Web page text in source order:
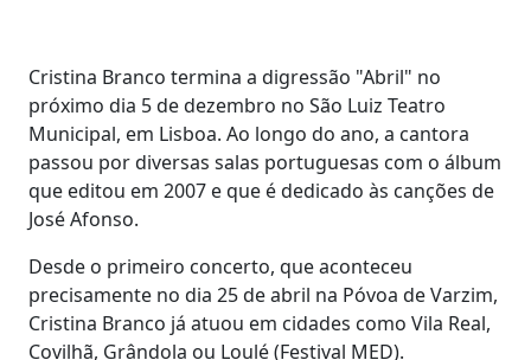
Cristina Branco termina a digressão "Abril" no
próximo dia 5 de dezembro no São Luiz Teatro
Municipal, em Lisboa. Ao longo do ano, a cantora
passou por diversas salas portuguesas com o álbum
que editou em 2007 e que é dedicado às canções de
José Afonso.
Desde o primeiro concerto, que aconteceu
precisamente no dia 25 de abril na Póvoa de Varzim,
Cristina Branco já atuou em cidades como Vila Real,
Covilhã, Grândola ou Loulé (Festival MED).